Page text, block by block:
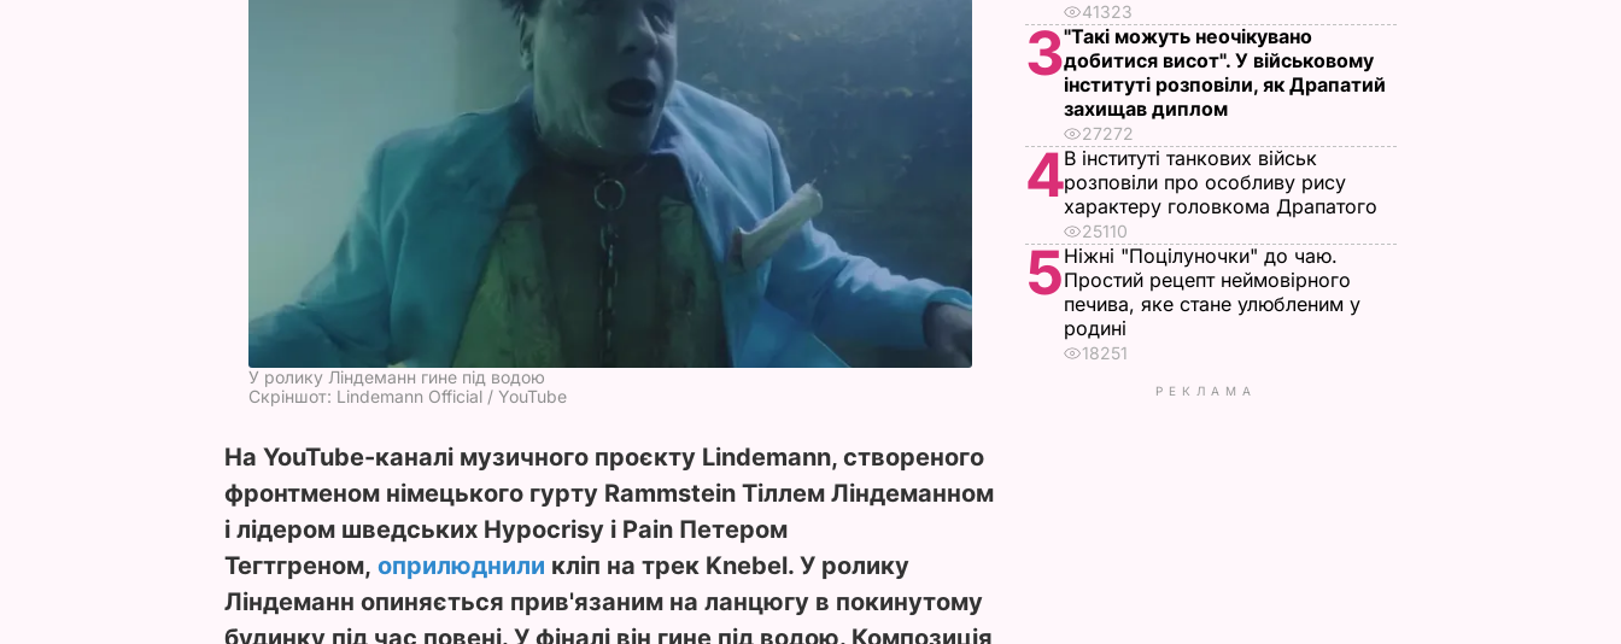
У ролику Ліндеманн гине під водою
Скріншот: Lindemann Official / YouTube
На YouTube-каналі музичного проєкту Lindemann, створеного
фронтменом німецького гурту Rammstein Тіллем Ліндеманном
і лідером шведських Hypocrisy і Pain Петером
Тегтгреном, оприлюднили кліп на трек Knebel. У ролику
Ліндеманн опиняється прив'язаним на ланцюгу в покинутому
будинку під час повені. У фіналі він гине під водою. Композиція
41323
3"Такі можуть неочікувано
добитися висот". У військовому
інституті розповіли, як Драпатий
захищав диплом
27272
4В інституті танкових військ
розповіли про особливу рису
характеру головкома Драпатого
25110
5Ніжні "Поцілуночки" до чаю.
Простий рецепт неймовірного
печива, яке стане улюбленим у
родині
18251
РЕКЛАМА